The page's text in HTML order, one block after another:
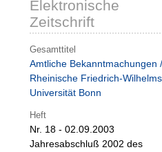
Elektronische
Zeitschrift
Gesamttitel
Amtliche Bekanntmachungen /
Rheinische Friedrich-
Universität Bonn
Heft
Nr. 18 - 02.09.2003
Jahresabschluß 2002 des